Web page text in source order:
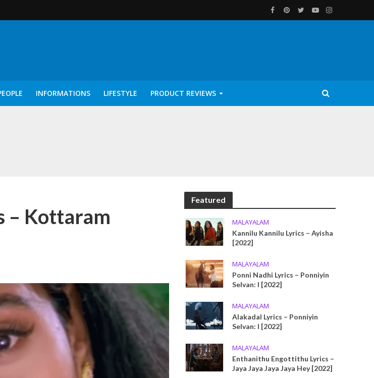
INFORMATIONS LIFESTYLE PRODUCT REVIEWS
– Kottaram
Featured
MALAYALAM
Kannilu Kannilu Lyrics – Ayisha
[2022]
MALAYALAM
Ponni Nadhi Lyrics – Ponniyin
Selvan: I [2022]
MALAYALAM
Alakadal Lyrics – Ponniyin
Selvan: I [2022]
MALAYALAM
Enthanithu Engottithu Lyrics –
Jaya Jaya Jaya Jaya Hey [2022]